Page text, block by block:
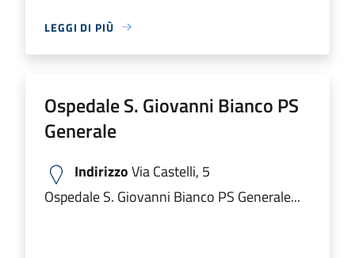
LEGGI DI PIÙ
Ospedale S. Giovanni Bianco PS
Generale
IndirizzoVia Castelli, 5
Ospedale S. Giovanni Bianco PS Generale...